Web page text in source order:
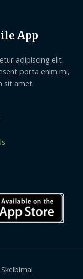
App
adipiscing elit.
porta enim mi,
sit amet.